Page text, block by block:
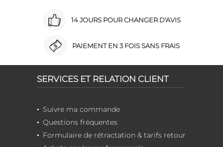
14 JOURS POUR CHANGER D'AVIS
PAIEMENT EN 3 FOIS SANS FRAIS
SERVICES ET RELATION CLIENT
Suivre ma commande
Questions fréquentes
Formulaire de rétractation & tarifs retour